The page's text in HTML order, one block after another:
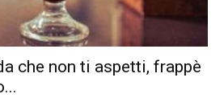
che non ti aspetti, frappè